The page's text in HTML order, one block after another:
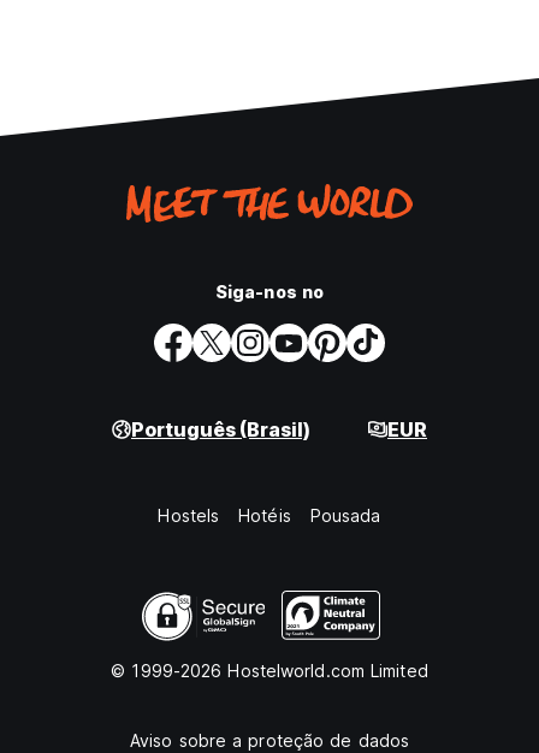
Siga-nos no
Português (Brasil) EUR
Hostels Hotéis Pousada
© 1999-2026 Hostelworld.com Limited
Aviso sobre a proteção de dados